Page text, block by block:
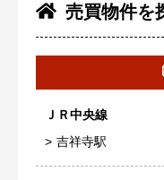
売買物件を
ＪＲ中央線
吉祥寺駅